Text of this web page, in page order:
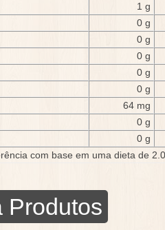
1 g
0 g
0 g
0 g
0 g
0 g
64 mg
0 g
0 g
com base em uma dieta de
Produtos